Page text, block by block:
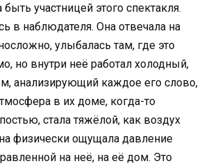
быть участницей этого спектакля.
в наблюдателя. Она отвечала на
улыбалась там, где это
но внутри неё работал холодный,
анализирующий каждое его слово,
в их доме, когда-то
стала тяжёлой, как воздух
физически ощущала давление
на неё, на её дом. Это